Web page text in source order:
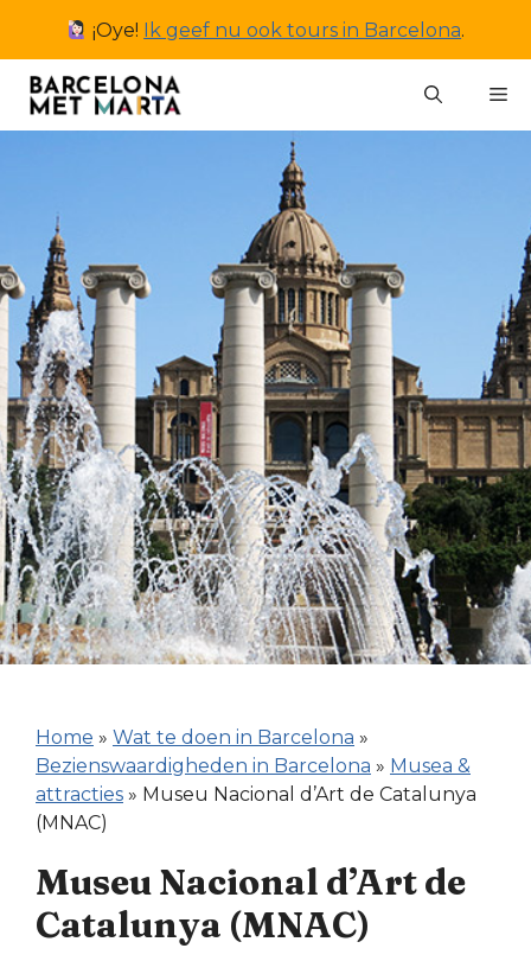
inhoud
¡Oye! Ik geef nu ook tours in Barcelona.
Home » Wat te doen in Barcelona »
Bezienswaardigheden in Barcelona » Musea &
attracties » Museu Nacional d’Art de Catalunya
(MNAC)
Museu Nacional d’Art de
Catalunya (MNAC)